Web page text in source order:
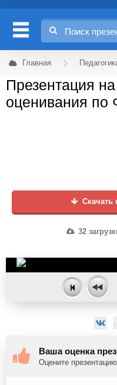
Главная
Презентация
оценивания
Скачать
32
Ваша оценка
Оцените